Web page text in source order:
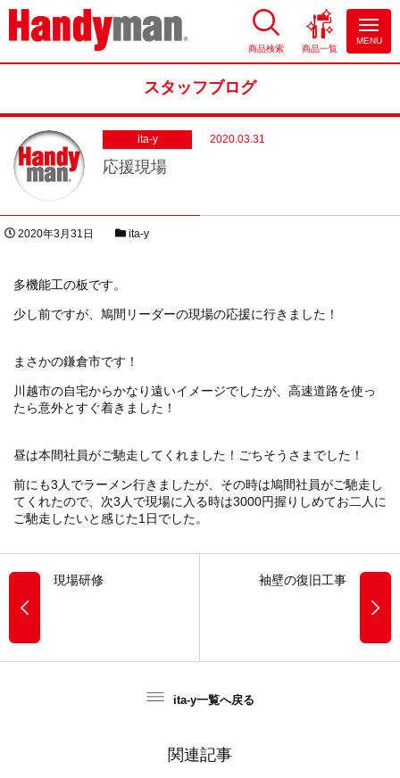
お風呂やキッチンのリフォーム
商品検索 商品一覧
MENU
スタッフブログ
ita-y 2020.03.31
応援現場
投稿日
2020年3月31日
スタッフブログカテゴリー
ita-y
多機能工の板です。
少し前ですが、鳩間リーダーの現場の応援に行きました！
まさかの鎌倉市です！
川越市の自宅からかなり遠いイメージでしたが、高速道路を使っ
たら意外とすぐ着きました！
昼は本間社員がご馳走してくれました！ごちそうさまでした！
前にも3人でラーメン行きましたが、その時は鳩間社員がご馳走し
てくれたので、次3人で現場に入る時は3000円握りしめてお二人に
ご馳走したいと感じた1日でした。
現場研修 袖壁の復旧工事
ita-y一覧へ戻る
関連記事